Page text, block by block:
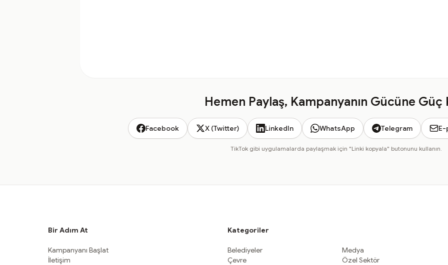
Hemen Paylaş, Kampanyanın Gücüne Güç
Facebook X (Twitter) LinkedIn WhatsApp Telegram
TikTok gibi uygulamalarda paylaşmak için "Linki kopyala" butonunu kullanın.
Bir Adım At
Kampanyanı Başlat
İletişim
Kategoriler
Belediyeler
Çevre
Medya
Özel Sektör